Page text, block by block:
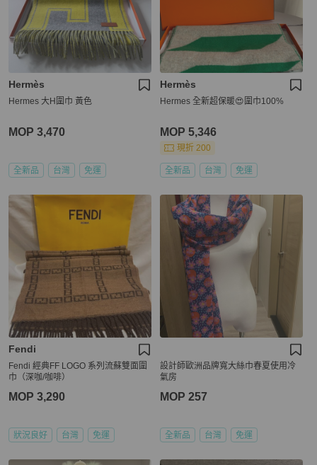
Hermès
Hermes 大H圍巾 黃色
MOP 3,470
全新品 台灣 免運
Hermès
Hermes 全新超保暖😍圍巾100%
MOP 5,346
現折 200
全新品 台灣 免運
Fendi
Fendi 經典FF LOGO 系列流蘇雙面圍
巾（深咖/咖啡）
MOP 3,290
狀況良好 台灣 免運
設計師歐洲品牌寬大絲巾春夏使用冷
氣房
MOP 257
全新品 台灣 免運